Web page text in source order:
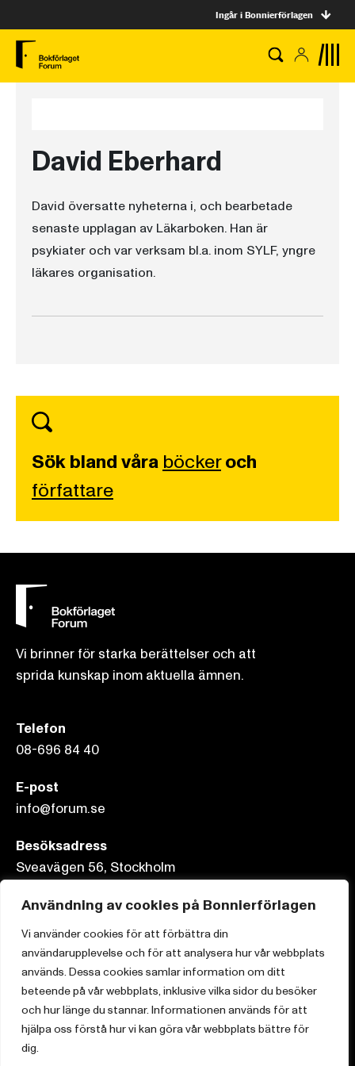
Användning av cookies på Bonnierförlagen
Vi använder cookies för att förbättra din
användarupplevelse och för att analysera hur vår webbplats
används. Dessa cookies samlar information om ditt
beteende på vår webbplats, inklusive vilka sidor du besöker
och hur länge du stannar. Informationen används för att
hjälpa oss förstå hur vi kan göra vår webbplats bättre för
dig.
Ingår i Bonnierförlagen
David Eberhard
David översatte nyheterna i, och bearbetade
senaste upplagan av Läkarboken. Han är
psykiater och var verksam bl.a. inom SYLF, yngre
läkares organisation.
Sök bland våra böckeroch
författare
Vi brinner för starka berättelser och att
sprida kunskap inom aktuella ämnen.
Telefon
08-696 84 40
E-post
info@forum.se
Besöksadress
Sveavägen 56, Stockholm
Postadress
Box 3159, 103 63 Stockholm
Om Bonnierförlagen
Cookies